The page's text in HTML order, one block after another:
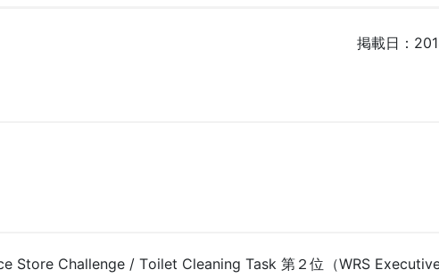
掲載日：
Store Challenge / Toilet Cleaning Task 第２位（WRS